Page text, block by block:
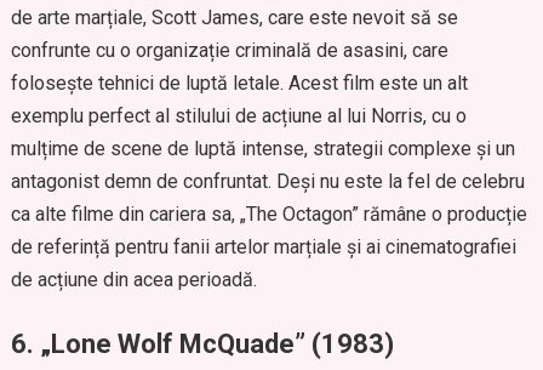
de arte marțiale, Scott James, care este nevoit să se
confrunte cu o organizație criminală de asasini, care
folosește tehnici de luptă letale. Acest film este un alt
exemplu perfect al stilului de acțiune al lui Norris, cu o
mulțime de scene de luptă intense, strategii complexe și un
antagonist demn de confruntat. Deși nu este la fel de celebru
ca alte filme din cariera sa, „The Octagon” rămâne o producție
de referință pentru fanii artelor marțiale și ai cinematografiei
de acțiune din acea perioadă.
6. „Lone Wolf McQuade” (1983)